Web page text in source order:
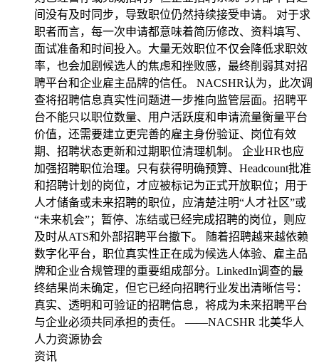
间没有及时同步，导致职位仍然持续接受申请。 对于求
职者而言，每一次申请都意味着简历修改、资料填写、
面试准备和时间投入。大量无效职位不仅会降低求职效
率，也会加剧候选人的焦虑和挫败感，最终削弱其对招
聘平台和企业雇主品牌的信任。 NACSHR认为，此次调
查将招聘信息真实性问题进一步推向监管层面。招聘平
台不能只以职位数量、用户活跃度和申请流量衡量平台
价值，还需要建立更完善的雇主身份验证、岗位有效
期、招聘状态更新和过期职位清理机制。 企业HR也应
加强招聘职位治理。只有获得明确预算、Headcount批准
和招聘计划的岗位，才应被标记为正式开放职位；用于
人才储备或未来招聘的职位，应清楚注明“人才社区”或
“未来机会”；暂停、冻结或已经完成招聘的岗位，则应
及时从ATS和外部招聘平台撤下。 随着招聘越来越依赖
数字化平台，职位真实性正在成为候选人体验、雇主品
牌和企业合规管理的重要组成部分。LinkedIn调查的最
终结果尚未确定，但它已经向招聘行业发出清晰信号：
真实、透明和可验证的招聘信息，将成为未来招聘平台
与企业必须共同承担的责任。 ——NACSHR 北美华人
人力资源协会
资讯